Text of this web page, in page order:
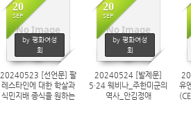
No Image
20
SEP
by 평화여성
회
1628
20240523 [선언문] 팔
레스타인에 대한 학살과
식민지배 종식을 원하는
No Image
20
SEP
by 평화여성
회
1672
20240524 [발제문]
5·24 웨비나_주한미군의
역사_안김정애
유